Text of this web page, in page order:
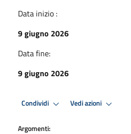
Data inizio :
9 giugno 2026
Data fine:
9 giugno 2026
Condividi Vedi azioni
Argomenti: